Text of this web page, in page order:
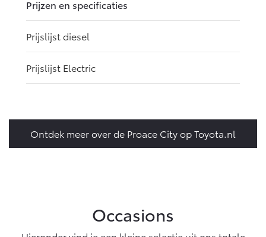
Prijzen en specificaties
Prijslijst diesel
Prijslijst Electric
Ontdek meer over de Proace City op Toyota.nl
Occasions